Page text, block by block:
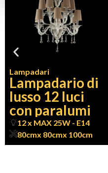
Lampadari
Lampadario di
lusso 12 luci
con paralumi
12 x MAX 25W - E14
80cmx 80cmx 100cm